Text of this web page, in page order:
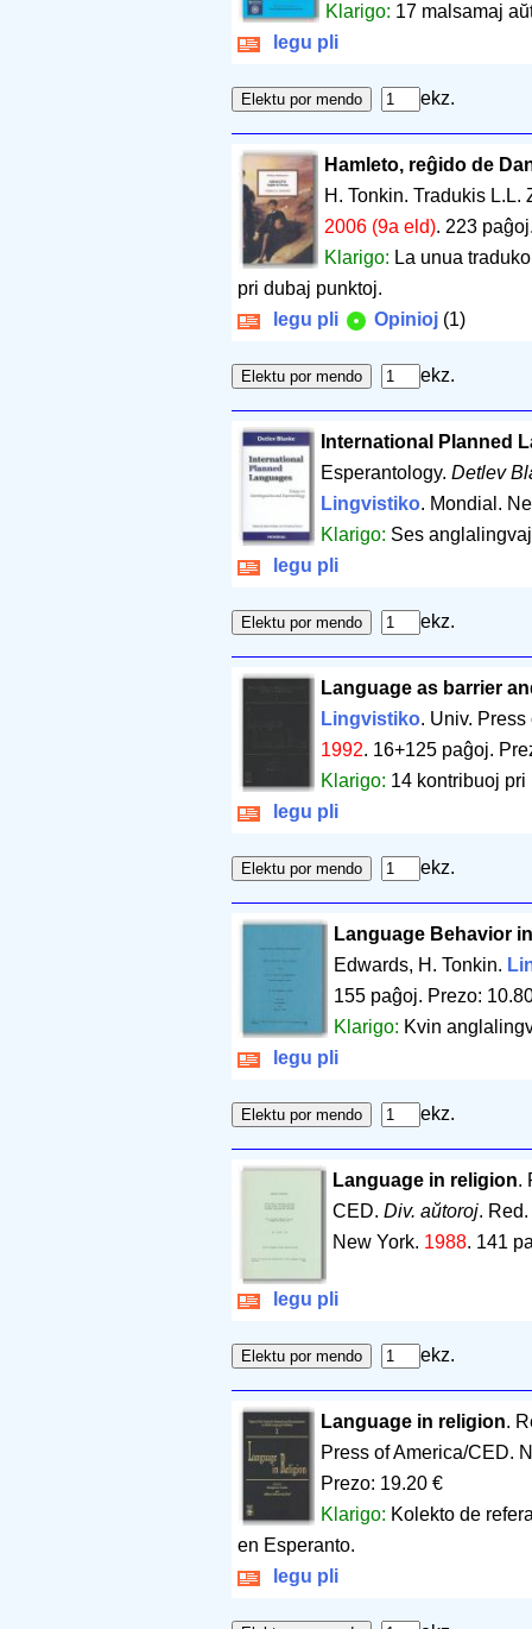
Klarigo: 17 malsamaj
legu pli
ekz.
Hamleto, reĝido de
H. Tonkin. Tradukis L.L.
2006 (9a eld). 223 paĝoj
Klarigo: La unua
pri dubaj punktoj.
legu pli
Opinioj (1)
ekz.
International Planned
Esperantology.Detlev
Lingvistiko. Mondial.
Klarigo: Ses
legu pli
ekz.
Language as barrier
Lingvistiko. Univ.
1992. 16+125 paĝoj.
Klarigo: 14 kontribuoj
legu pli
ekz.
Language Behavior
Edwards, H. Tonkin.
155 paĝoj. Prezo:
Klarigo: Kvin
legu pli
ekz.
Language in religion.
CED.Div. aŭtoroj.
New York. 1988. 141
legu pli
ekz.
Language in religion.
Press of America/CED.
Prezo: 19.20 €
Klarigo: Kolekto de
en Esperanto.
legu pli